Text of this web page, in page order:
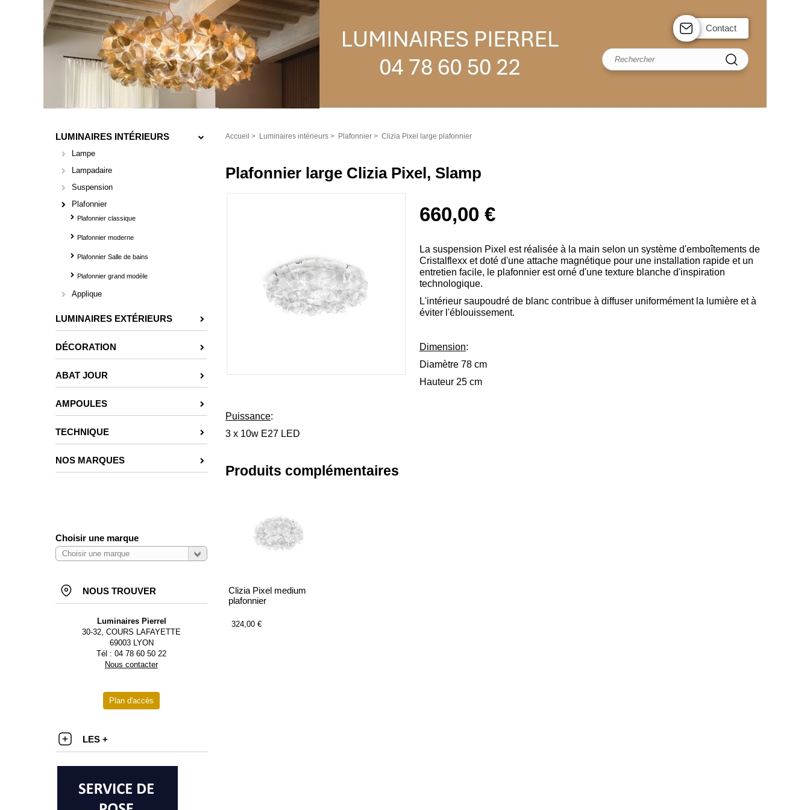
Contact
LUMINAIRES INTÉRIEURS
Lampe
Lampadaire
Suspension
Plafonnier
Plafonnier classique
Plafonnier moderne
Plafonnier Salle de bains
Plafonnier grand modèle
Applique
LUMINAIRES EXTÉRIEURS
DÉCORATION
ABAT JOUR
AMPOULES
TECHNIQUE
NOS MARQUES
Choisir une marque
NOUS TROUVER
Luminaires Pierrel
30-32, COURS LAFAYETTE
69003 LYON
Tél : 04 78 60 50 22
Nous contacter
Plan d'accès
LES +
Accueil > Luminaires intérieurs > Plafonnier > Clizia Pixel large plafonnier
Plafonnier large Clizia Pixel, Slamp
660,00 €
La suspension Pixel est réalisée à la main selon un système d'emboîtements de
Cristalflexx et doté d'une attache magnétique pour une installation rapide et un
entretien facile, le plafonnier est orné d'une texture blanche d'inspiration
technologique.
L'intérieur saupoudré de blanc contribue à diffuser uniformément la lumière et à
éviter l'éblouissement.
Dimension:
Diamètre 78 cm
Hauteur 25 cm
Puissance:
3 x 10w E27 LED
Produits complémentaires
Clizia Pixel medium
plafonnier
324,00 €